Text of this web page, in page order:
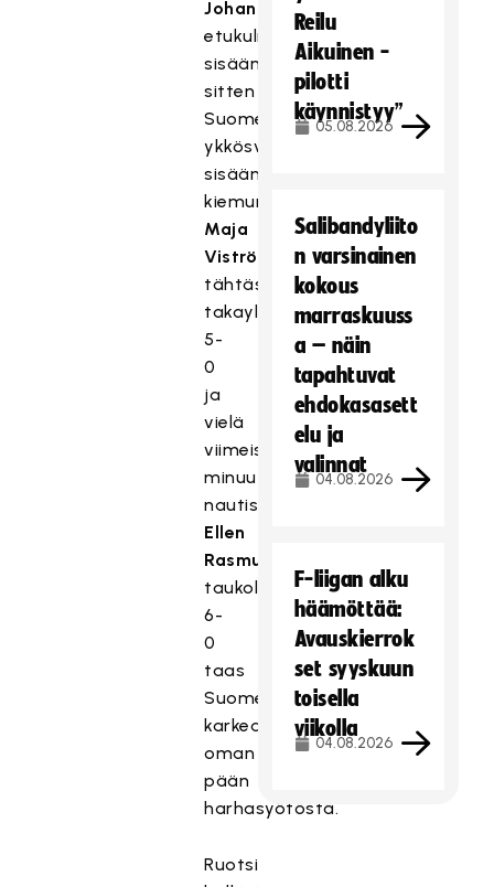
Johansson
etukulmasta
sisään,
sitten
Suomen
ykkösviisikon
sisään
kiemurrellut
Maja
Viström
tähtäsi
takayläkulmaan
5-
0
ja
vielä
viimeisellä
minuutilla
nautiskeli
Ellen
Rasmussen
taukolukemiksi
6-
0
taas
Suomen
karkeasta
oman
pään
harhasyötöstä.
Ruotsi
Reilu
Aikuinen -
pilotti
käynnistyy”
05.08.2026
Salibandyliito
n varsinainen
kokous
marraskuuss
a – näin
tapahtuvat
ehdokasasett
elu ja
valinnat
04.08.2026
F-liigan alku
häämöttää:
Avauskierrok
set syyskuun
toisella
viikolla
04.08.2026